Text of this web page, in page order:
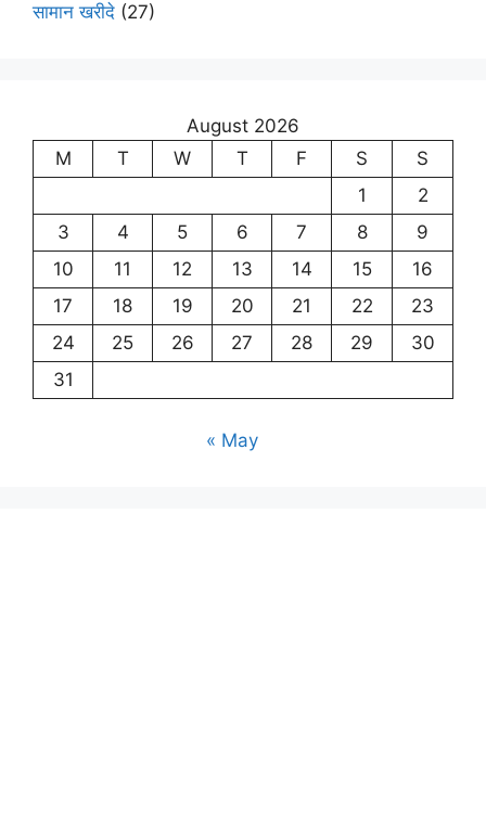
सामान खरीदे (27)
August 2026
M
T W T F S
S
1
2
3
4 5 6 7 8
9
10
11 12 13 14 15
16
17
18 19 20 21 22
23
24
25 26 27 28 29
30
31
« May